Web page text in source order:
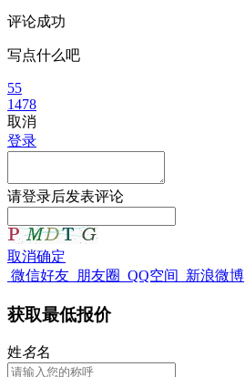
评论成功
写点什么吧
55
1478
取消
登录
请登录后发表评论
取消确定
微信好友 朋友圈 QQ空间 新浪微博
获取最低报价
姓名名